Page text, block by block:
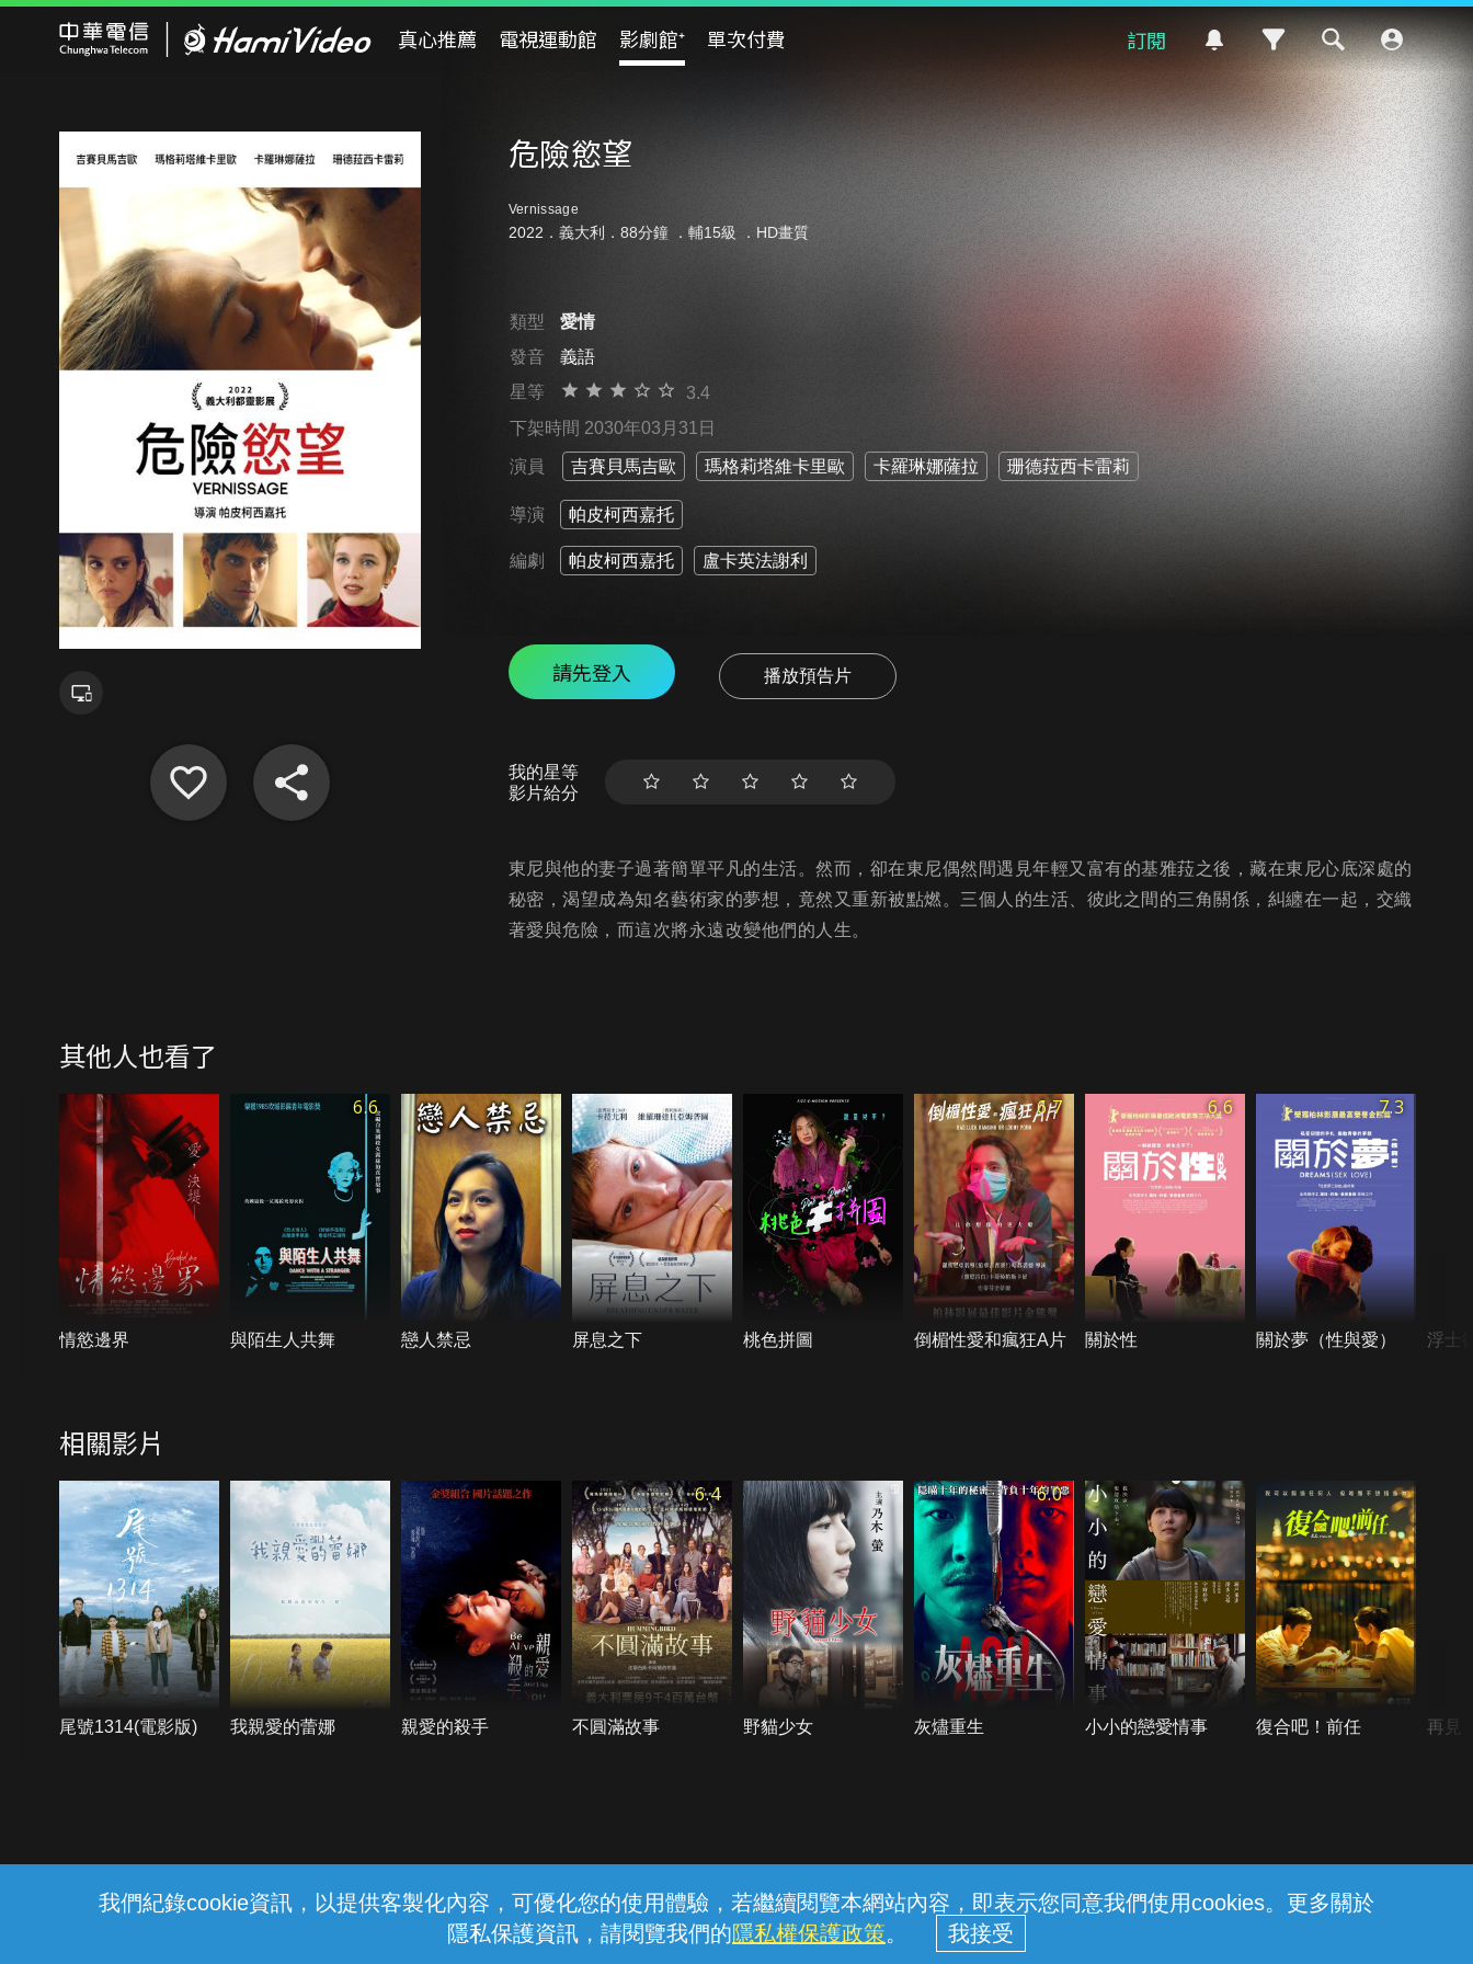
我們紀錄cookie資訊，以提供客製化內容，可優化您的使用體驗，若繼續閱覽本網站內容，即表示您同意我們使用cookies。更多關於
隱私保護資訊，請閱覽我們的隱私權保護政策。
真心推薦 電視運動館 影劇館⁺ 單次付費 訂閱
危險慾望
Vernissage
2022．義大利．88分鐘 ． 輔15級 ．HD畫質
類型
愛情
發音
義語
星等
3.4
下架時間 2030年03月31日
演員 吉賽貝馬吉歐 瑪格莉塔維卡里歐 卡羅琳娜薩拉 珊德菈西卡雷莉
導演 帕皮柯西嘉托
編劇 帕皮柯西嘉托 盧卡英法謝利
請先登入 播放預告片
我的星等
影片給分
東尼與他的妻子過著簡單平凡的生活。然而，卻在東尼偶然間遇見年輕又富有的基雅菈之後，藏在東尼心底深處的
秘密，渴望成為知名藝術家的夢想，竟然又重新被點燃。三個人的生活、彼此之間的三角關係，糾纏在一起，交織
著愛與危險，而這次將永遠改變他們的人生。
其他人也看了
情慾邊界
6.6
與陌生人共舞 戀人禁忌 屏息之下 桃色拼圖
6.7
倒楣性愛和瘋狂A片
6.6
關於性
7.3
關於夢（性與愛） 浮士
相關影片
尾號1314(電影版) 我親愛的蕾娜 親愛的殺手
6.4
不圓滿故事 野貓少女
6.0
灰燼重生 小小的戀愛情事 復合吧！前任 再見
線上客服 服務條款 隱私權保護
中華電信股份有限公司個人家庭分公司 (統一編號：96979949) © 2026